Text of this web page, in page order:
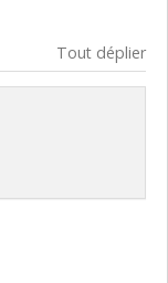
groupeTout déplier